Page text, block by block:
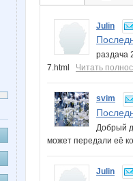
Julin
раздача
7.html Читать
svim
Добрый
может передали её
Julin